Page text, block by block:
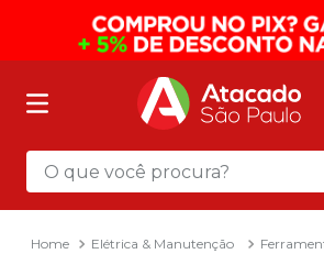
O que você procura?
Elétrica & Manutenção
Termos mais buscados
mochila